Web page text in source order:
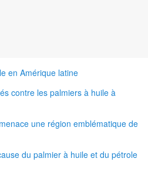
en Amérique latine
contre les palmiers à huile à
une région emblématique de
du palmier à huile et du pétrole